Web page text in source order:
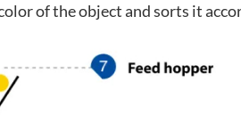
of the object and sorts it